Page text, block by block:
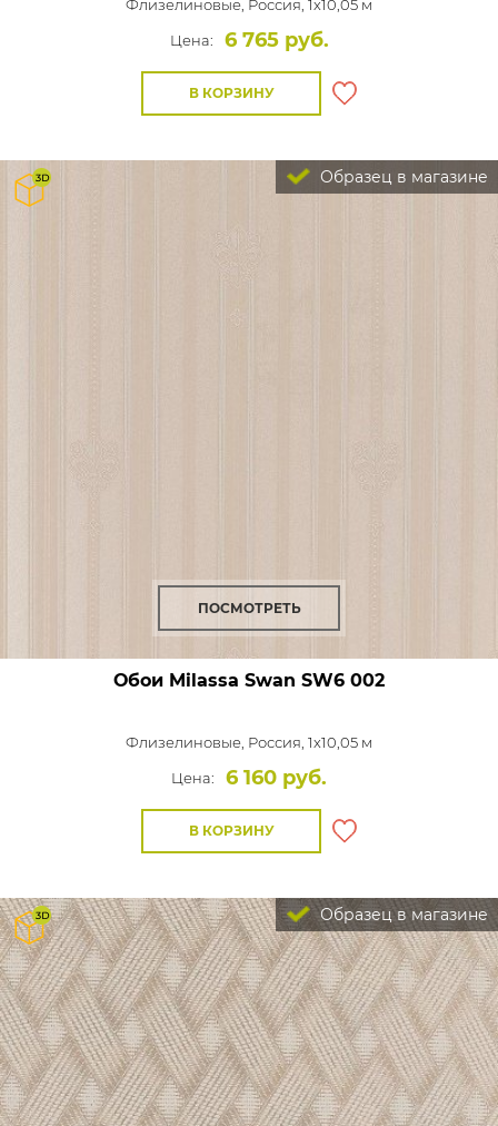
Флизелиновые, Россия, 1x10,05 м
Цена:
6 765 руб.
В КОРЗИНУ
Образец в магазине
ПОСМОТРЕТЬ
Обои Milassa Swan SW6 002
Флизелиновые, Россия, 1x10,05 м
Цена:
6 160 руб.
В КОРЗИНУ
Образец в магазине